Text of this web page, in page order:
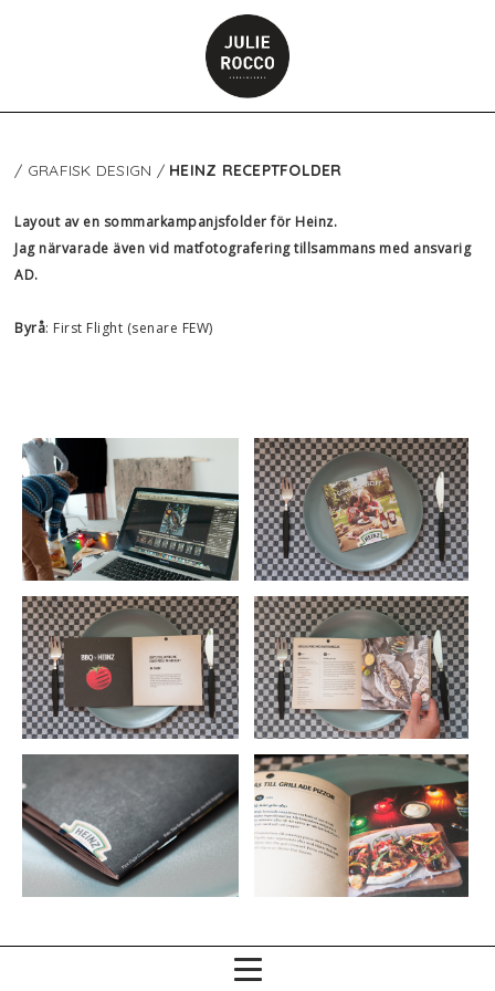
/ GRAFISK DESIGN /HEINZ RECEPTFOLDER
Layout av en sommarkampanjsfolder för Heinz.
​Jag närvarade även vid matfotografering tillsammans med ansvarig
AD.
Byrå: First Flight (senare FEW)